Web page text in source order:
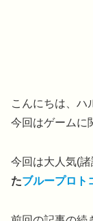
こんにちは、ハ
今回はゲームに
今回は大人気(
たブループロト